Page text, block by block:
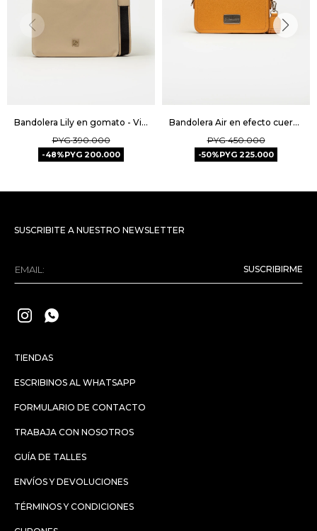
Bandolera Lily en gomato - Vison
PYG 390.000
48 PYG 200.000
Bandolera Air en efecto cuero graneado - Camel
PYG 450.000
50 PYG 225.000
TIENDAS
ESCRIBINOS AL WHATSAPP
FORMULARIO DE CONTACTO
TRABAJA CON NOSOTROS
GUÍA DE TALLES
ENVÍOS Y DEVOLUCIONES
TÉRMINOS Y CONDICIONES
SUSCRIBITE A NUESTRO NEWSLETTER
SUSCRIBIRME
 